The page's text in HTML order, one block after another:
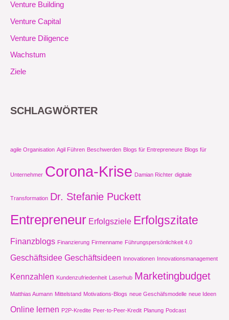
Venture Building
Venture Capital
Venture Diligence
Wachstum
Ziele
SCHLAGWÖRTER
agile Organisation Agil Führen Beschwerden Blogs für Entrepreneure Blogs für
Unternehmer Corona-Krise Damian Richter digitale
Transformation Dr. Stefanie Puckett
Entrepreneur Erfolgsziele Erfolgszitate
Finanzblogs Finanzierung Firmenname Führungspersönlichkeit 4.0
Geschäftsidee Geschäftsideen Innovationen Innovationsmanagement
Kennzahlen Kundenzufriedenheit Laserhub Marketingbudget
Matthias Aumann Mittelstand Motivations-Blogs neue Geschäfsmodelle neue Ideen
Online lernen P2P-Kredite Peer-to-Peer-Kredit Planung Podcast